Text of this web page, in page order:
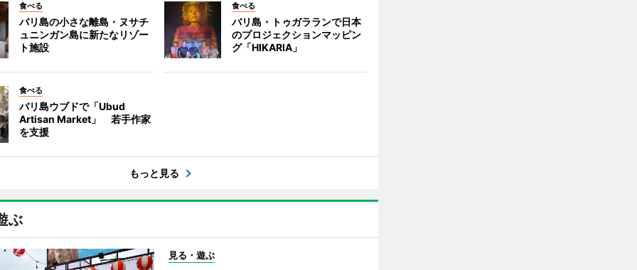
食べる
バリ島の小さな離島・ヌサチ
ュニンガン島に新たなリゾー
ト施設
食べる
バリ島・トゥガラランで日本
のプロジェクションマッピン
グ「HIKARIA」
食べる
バリ島ウブドで「Ubud
Artisan Market」 若手作家
を支援
もっと見る
ぶ
見る・遊ぶ